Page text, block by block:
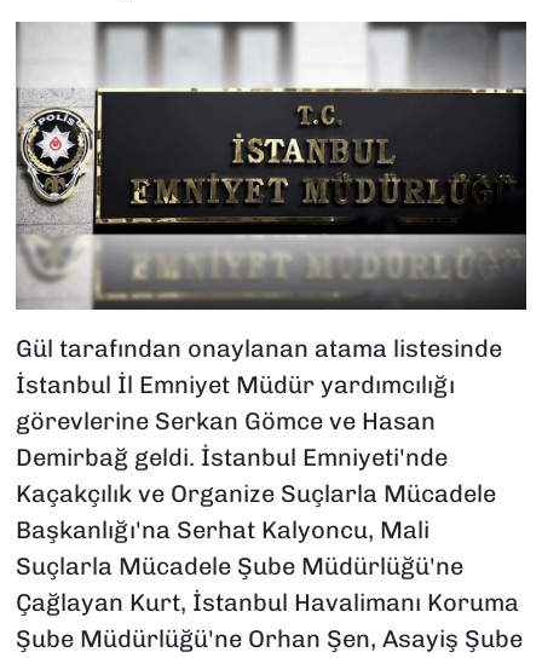
Gül tarafından onaylanan atama listesinde
İstanbul İl Emniyet Müdür yardımcılığı
görevlerine Serkan Gömce ve Hasan
Demirbağ geldi. İstanbul Emniyeti'nde
Kaçakçılık ve Organize Suçlarla Mücadele
Başkanlığı'na Serhat Kalyoncu, Mali
Suçlarla Mücadele Şube Müdürlüğü'ne
Çağlayan Kurt, İstanbul Havalimanı Koruma
Şube Müdürlüğü'ne Orhan Şen, Asayiş Şube